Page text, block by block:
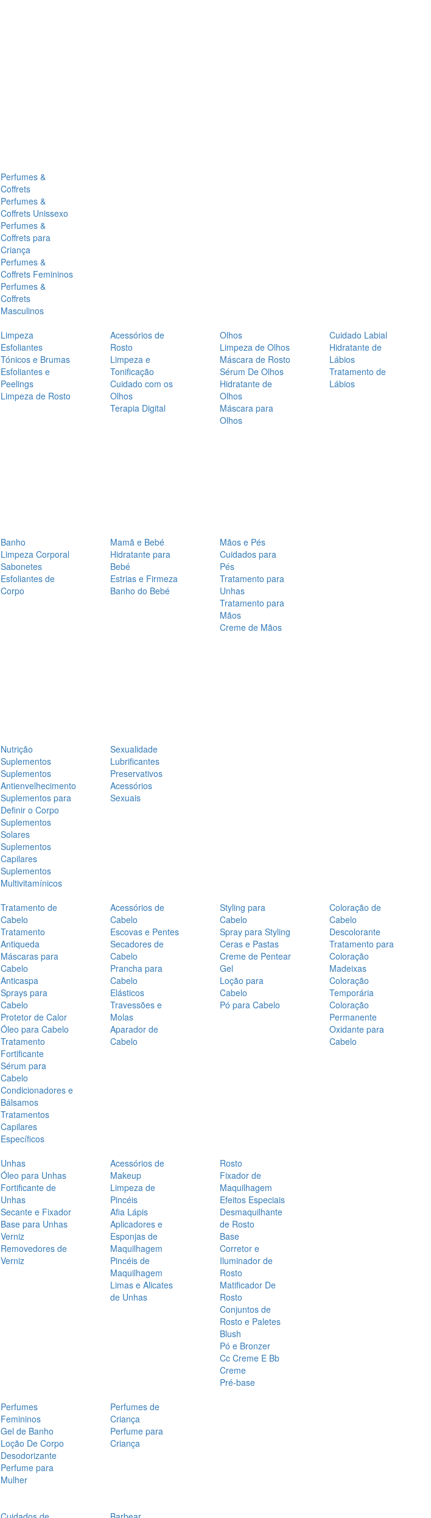
Perfumes &
Coffrets
Perfumes &
Coffrets Unissexo
Perfumes &
Coffrets para
Criança
Perfumes &
Coffrets Femininos
Perfumes &
Coffrets
Masculinos
Limpeza
Esfoliantes
Tónicos e Brumas
Esfoliantes e
Peelings
Limpeza de Rosto
Acessórios de
Rosto
Limpeza e
Tonificação
Cuidado com os
Olhos
Terapia Digital
Olhos
Limpeza de Olhos
Máscara de Rosto
Sérum De Olhos
Hidratante de
Olhos
Máscara para
Olhos
Cuidado Labial
Hidratante de
Lábios
Tratamento de
Lábios
Banho
Limpeza Corporal
Sabonetes
Esfoliantes de
Corpo
Mamã e Bebé
Hidratante para
Bebé
Estrias e Firmeza
Banho do Bebé
Mãos e Pés
Cuidados para
Pés
Tratamento para
Unhas
Tratamento para
Mãos
Creme de Mãos
Nutrição
Suplementos
Suplementos
Antienvelhecimento
Suplementos para
Definir o Corpo
Suplementos
Solares
Suplementos
Capilares
Suplementos
Multivitamínicos
Sexualidade
Lubrificantes
Preservativos
Acessórios
Sexuais
Tratamento de
Cabelo
Tratamento
Antiqueda
Máscaras para
Cabelo
Anticaspa
Sprays para
Cabelo
Protetor de Calor
Óleo para Cabelo
Tratamento
Fortificante
Sérum para
Cabelo
Condicionadores e
Bálsamos
Tratamentos
Capilares
Específicos
Acessórios de
Cabelo
Escovas e Pentes
Secadores de
Cabelo
Prancha para
Cabelo
Elásticos
Travessões e
Molas
Aparador de
Cabelo
Styling para
Cabelo
Spray para Styling
Ceras e Pastas
Creme de Pentear
Gel
Loção para
Cabelo
Pó para Cabelo
Coloração de
Cabelo
Descolorante
Tratamento para
Coloração
Madeixas
Coloração
Temporária
Coloração
Permanente
Oxidante para
Cabelo
Unhas
Óleo para Unhas
Fortificante de
Unhas
Secante e Fixador
Base para Unhas
Verniz
Removedores de
Verniz
Acessórios de
Makeup
Limpeza de
Pincéis
Afia Lápis
Aplicadores e
Esponjas de
Maquilhagem
Pincéis de
Maquilhagem
Limas e Alicates
de Unhas
Rosto
Fixador de
Maquilhagem
Efeitos Especiais
Desmaquilhante
de Rosto
Base
Corretor e
Iluminador de
Rosto
Matificador De
Rosto
Conjuntos de
Rosto e Paletes
Blush
Pó e Bronzer
Cc Creme E Bb
Creme
Pré-base
Perfumes
Femininos
Gel de Banho
Loção De Corpo
Desodorizante
Perfume para
Mulher
Perfumes de
Criança
Perfume para
Criança